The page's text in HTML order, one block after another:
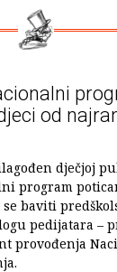
od
dječjoj
program
baviti
pedijatara –
provođenja